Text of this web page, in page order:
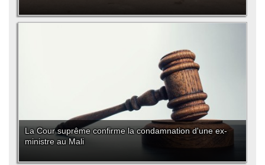
La Cour suprême confirme la condamnation d'une ex-
ministre au Mali